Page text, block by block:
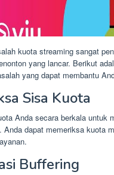
kuota streaming sangat
yang lancar. Berikut
yang dapat membantu
Sisa Kuota
Anda secara berkala untuk
Anda dapat memeriksa kuota
Buffering